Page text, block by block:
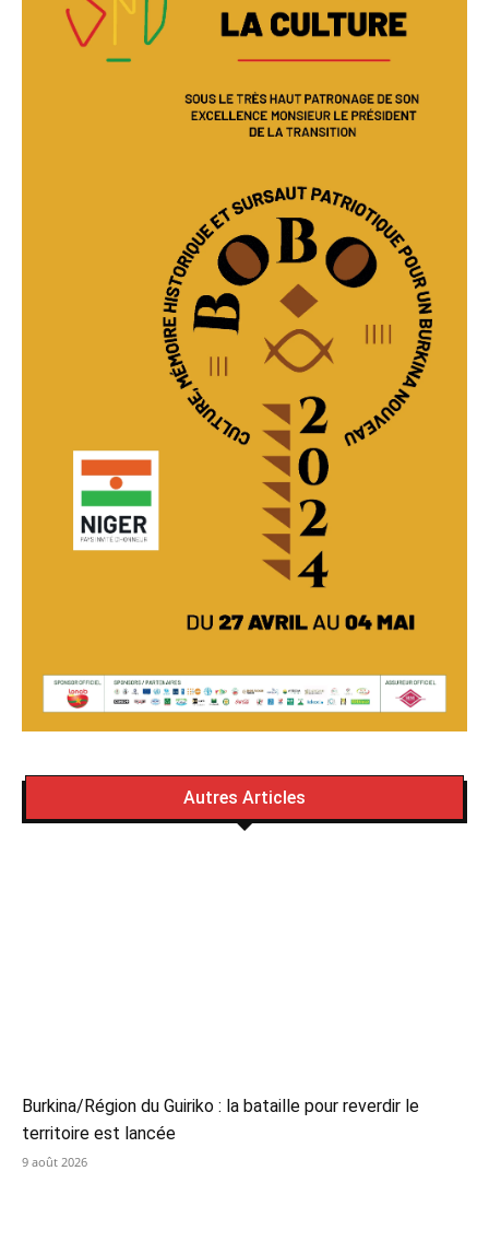
Autres Articles
Burkina/Région du Guiriko : la bataille pour reverdir le
territoire est lancée
9 août 2026